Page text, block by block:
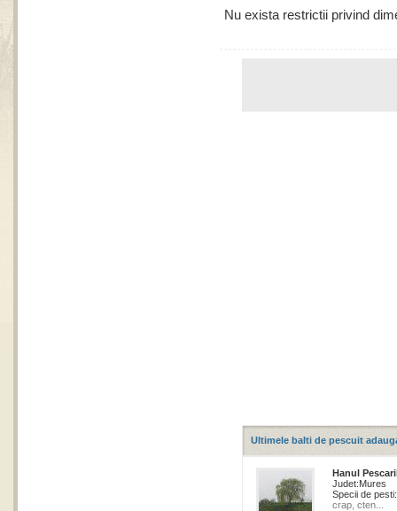
Nu exista restrictii privind
Ultimele balti de pescuit
Hanul
Judet:Mures
Specii de pesti:
crap, cten...